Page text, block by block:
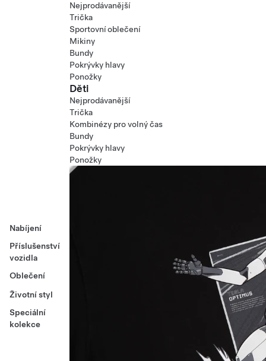
Nabíjení
Příslušenství
vozidla
Oblečení
Životní styl
Speciální
kolekce
Nejprodávanější
Trička
Sportovní oblečení
Mikiny
Bundy
Pokrývky hlavy
Ponožky
Děti
Nejprodávanější
Trička
Kombinézy pro volný čas
Bundy
Pokrývky hlavy
Ponožky